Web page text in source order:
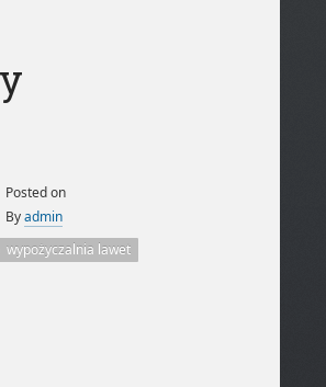
Posted on
Byadmin
wypożyczalnia lawet